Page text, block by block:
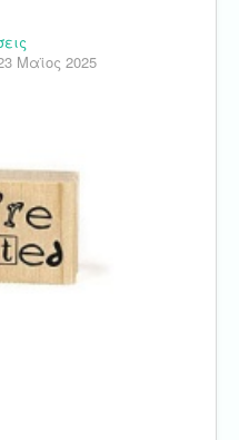
Μαϊος 2025